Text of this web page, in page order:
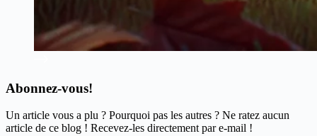
Abonnez-vous!
Un article vous a plu ? Pourquoi pas les autres ? Ne ratez aucun
article de ce blog ! Recevez-les directement par e-mail !